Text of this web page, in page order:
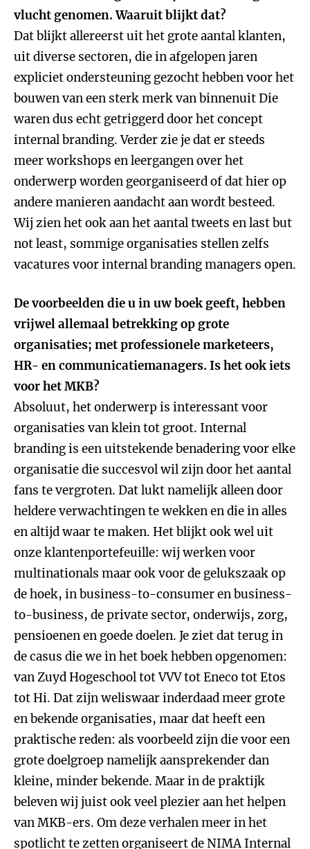
vlucht genomen. Waaruit blijkt dat?
Dat blijkt allereerst uit het grote aantal klanten,
uit diverse sectoren, die in afgelopen jaren
expliciet ondersteuning gezocht hebben voor het
bouwen van een sterk merk van binnenuit Die
waren dus echt getriggerd door het concept
internal branding. Verder zie je dat er steeds
meer workshops en leergangen over het
onderwerp worden georganiseerd of dat hier op
andere manieren aandacht aan wordt besteed.
Wij zien het ook aan het aantal tweets en last but
not least, sommige organisaties stellen zelfs
vacatures voor internal branding managers open.
De voorbeelden die u in uw boek geeft, hebben
vrijwel allemaal betrekking op grote
organisaties; met professionele marketeers,
HR- en communicatiemanagers. Is het ook iets
voor het MKB?
Absoluut, het onderwerp is interessant voor
organisaties van klein tot groot. Internal
branding is een uitstekende benadering voor elke
organisatie die succesvol wil zijn door het aantal
fans te vergroten. Dat lukt namelijk alleen door
heldere verwachtingen te wekken en die in alles
en altijd waar te maken. Het blijkt ook wel uit
onze klantenportefeuille: wij werken voor
multinationals maar ook voor de gelukszaak op
de hoek, in business-to-consumer en business-
to-business, de private sector, onderwijs, zorg,
pensioenen en goede doelen. Je ziet dat terug in
de casus die we in het boek hebben opgenomen:
van Zuyd Hogeschool tot VVV tot Eneco tot Etos
tot Hi. Dat zijn weliswaar inderdaad meer grote
en bekende organisaties, maar dat heeft een
praktische reden: als voorbeeld zijn die voor een
grote doelgroep namelijk aansprekender dan
kleine, minder bekende. Maar in de praktijk
beleven wij juist ook veel plezier aan het helpen
van MKB-ers. Om deze verhalen meer in het
spotlicht te zetten organiseert de NIMA Internal